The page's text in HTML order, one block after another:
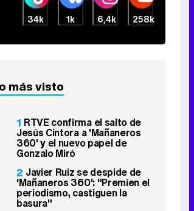
34k 1k 6,4k 258k
más visto
1 RTVE confirma el salto de
Jesús Cintora a 'Mañaneros
360' y el nuevo papel de
Gonzalo Miró
2 Javier Ruiz se despide de
'Mañaneros 360': "Premien el
periodismo, castiguen la
basura"